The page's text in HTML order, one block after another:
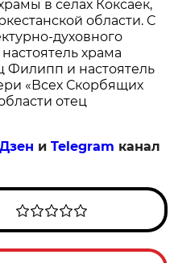
в селах Коксаек,
области. С
духовного
храма
Филипп и настоятель
«Всех Скорбящих
отец
Дзен иTelegram канал